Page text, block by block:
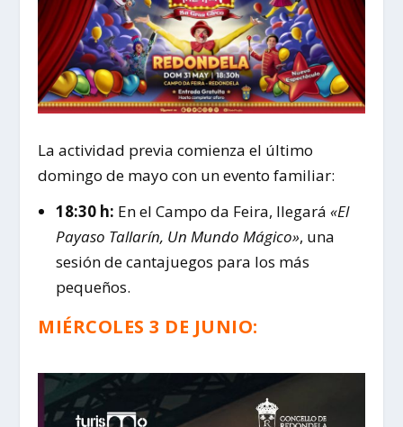
La actividad previa comienza el último
domingo de mayo con un evento familiar:
18:30 h: En el Campo da Feira, llegará «El
Payaso Tallarín, Un Mundo Mágico», una
sesión de cantajuegos para los más
pequeños.
MIÉRCOLES 3 DE JUNIO: